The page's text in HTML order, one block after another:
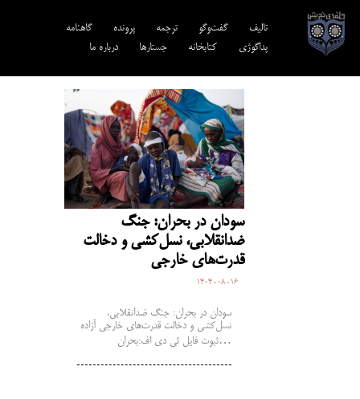
تالیف‎‌ گفت‌وگو ترجمه‌ پرونده
گاهنامه
پداگوژی
کتابخانه جستارها درباره ما
سودان در بحران: جنگ
ضدانقلابی، نسل‌کشی و دخالت
قدرت‌های خارجی
1404-08-16
سودان در بحران: جنگ ضدانقلابی،
نسل‌کشی و دخالت قدرت‌های خارجی آزاده
ثبوت فایل ئی دی اف:بحران…